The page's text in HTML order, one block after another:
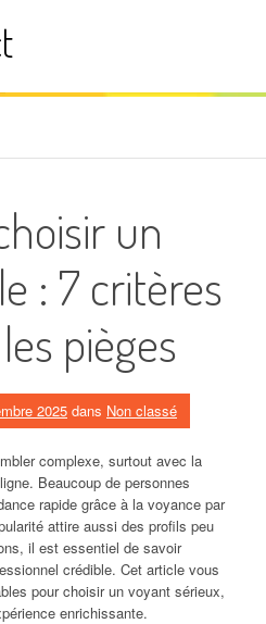
un
: 7 critères
pièges
2025 dans Non classé
complexe, surtout avec la
Beaucoup de personnes
rapide grâce à la voyance par
attire aussi des profils peu
il est essentiel de savoir
crédible. Cet article vous
pour choisir un voyant sérieux,
enrichissante.